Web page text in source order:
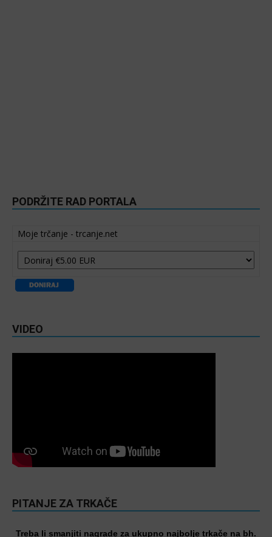
PODRŽITE RAD PORTALA
Moje trčanje - trcanje.net
VIDEO
PITANJE ZA TRKAČE
Treba li smanjiti nagrade za ukupno najbolje trkače na bh.